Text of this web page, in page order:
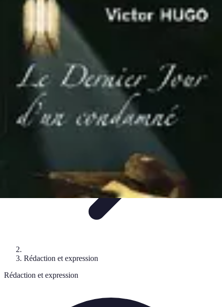
Dernier Adieu
Organisation de Funérailles
OrganisationRédaction et
Hommages
Rituels d'Adieu
Dernier Adieu
Rédaction et expression
Rédaction et expression